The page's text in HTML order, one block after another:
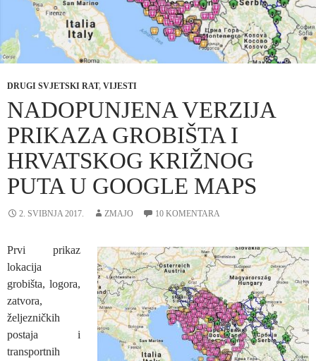
DRUGI SVJETSKI RAT, VIJESTI
NADOPUNJENA VERZIJA
PRIKAZA GROBIŠTA I
HRVATSKOG KRIŽNOG
PUTA U GOOGLE MAPS
2. SVIBNJA 2017. ZMAJO 10 KOMENTARA
Prvi prikaz
lokacija
grobišta, logora,
zatvora,
željezničkih
postaja i
transportnih